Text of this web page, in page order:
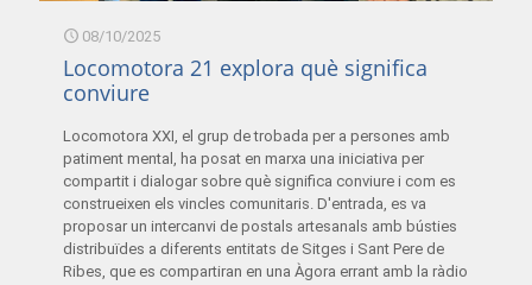
08/10/2025
Locomotora 21 explora què significa
conviure
Locomotora XXI, el grup de trobada per a persones amb
patiment mental, ha posat en marxa una iniciativa per
compartit i dialogar sobre què significa conviure i com es
construeixen els vincles comunitaris. D'entrada, es va
proposar un intercanvi de postals artesanals amb bústies
distribuïdes a diferents entitats de Sitges i Sant Pere de
Ribes, que es compartiran en una Àgora errant amb la ràdio